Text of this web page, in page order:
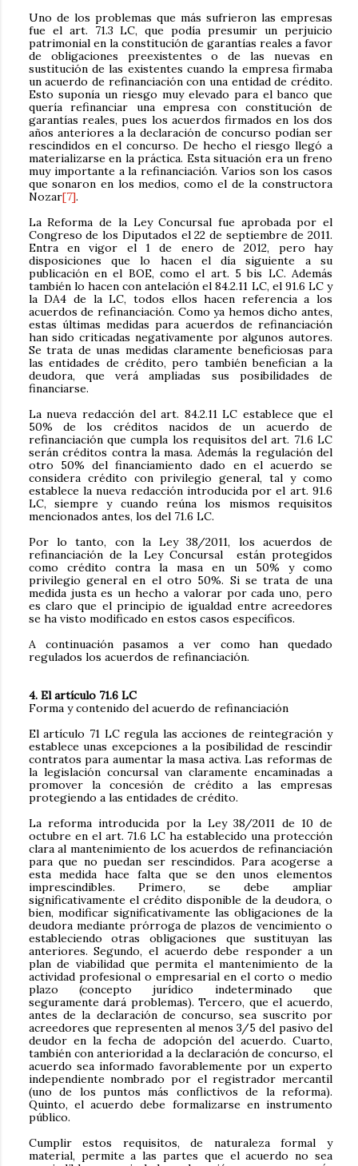
Uno de los problemas que más sufrieron las empresas
fue el art. 71.3 LC, que podía presumir un perjuicio
patrimonial en la constitución de garantías reales a favor
de obligaciones preexistentes o de las nuevas en
sustitución de las existentes cuando la empresa firmaba
un acuerdo de refinanciación con una entidad de crédito.
Esto suponía un riesgo muy elevado para el banco que
quería refinanciar una empresa con constitución de
garantías reales, pues los acuerdos firmados en los dos
años anteriores a la declaración de concurso podían ser
rescindidos en el concurso. De hecho el riesgo llegó a
materializarse en la práctica. Esta situación era un freno
muy importante a la refinanciación. Varios son los casos
que sonaron en los medios, como el de la constructora
Nozar[7].
La Reforma de la Ley Concursal fue aprobada por el
Congreso de los Diputados el 22 de septiembre de 2011.
Entra en vigor el 1 de enero de 2012, pero hay
disposiciones que lo hacen el día siguiente a su
publicación en el BOE, como el art. 5 bis LC. Además
también lo hacen con antelación el 84.2.11 LC, el 91.6 LC y
la DA4 de la LC, todos ellos hacen referencia a los
acuerdos de refinanciación. Como ya hemos dicho antes,
estas últimas medidas para acuerdos de refinanciación
han sido criticadas negativamente por algunos autores.
Se trata de unas medidas claramente beneficiosas para
las entidades de crédito, pero también benefician a la
deudora, que verá ampliadas sus posibilidades de
financiarse.
La nueva redacción del art. 84.2.11 LC establece que el
50% de los créditos nacidos de un acuerdo de
refinanciación que cumpla los requisitos del art. 71.6 LC
serán créditos contra la masa. Además la regulación del
otro 50% del financiamiento dado en el acuerdo se
considera crédito con privilegio general, tal y como
establece la nueva redacción introducida por el art. 91.6
LC, siempre y cuando reúna los mismos requisitos
mencionados antes, los del 71.6 LC.
Por lo tanto, con la Ley 38/2011, los acuerdos de
refinanciación de la Ley Concursal están protegidos
como crédito contra la masa en un 50% y como
privilegio general en el otro 50%. Si se trata de una
medida justa es un hecho a valorar por cada uno, pero
es claro que el principio de igualdad entre acreedores
se ha visto modificado en estos casos específicos.
A continuación pasamos a ver como han quedado
regulados los acuerdos de refinanciación.
4. El artículo 71.6 LC
Forma y contenido del acuerdo de refinanciación
El artículo 71 LC regula las acciones de reintegración y
establece unas excepciones a la posibilidad de rescindir
contratos para aumentar la masa activa. Las reformas de
la legislación concursal van claramente encaminadas a
promover la concesión de crédito a las empresas
protegiendo a las entidades de crédito.
La reforma introducida por la Ley 38/2011 de 10 de
octubre en el art. 71.6 LC ha establecido una protección
clara al mantenimiento de los acuerdos de refinanciación
para que no puedan ser rescindidos. Para acogerse a
esta medida hace falta que se den unos elementos
imprescindibles. Primero, se debe ampliar
significativamente el crédito disponible de la deudora, o
bien, modificar significativamente las obligaciones de la
deudora mediante prórroga de plazos de vencimiento o
estableciendo otras obligaciones que sustituyan las
anteriores. Segundo, el acuerdo debe responder a un
plan de viabilidad que permita el mantenimiento de la
actividad profesional o empresarial en el corto o medio
plazo (concepto jurídico indeterminado que
seguramente dará problemas). Tercero, que el acuerdo,
antes de la declaración de concurso, sea suscrito por
acreedores que representen al menos 3/5 del pasivo del
deudor en la fecha de adopción del acuerdo. Cuarto,
también con anterioridad a la declaración de concurso, el
acuerdo sea informado favorablemente por un experto
independiente nombrado por el registrador mercantil
(uno de los puntos más conflictivos de la reforma).
Quinto, el acuerdo debe formalizarse en instrumento
público.
Cumplir estos requisitos, de naturaleza formal y
material, permite a las partes que el acuerdo no sea